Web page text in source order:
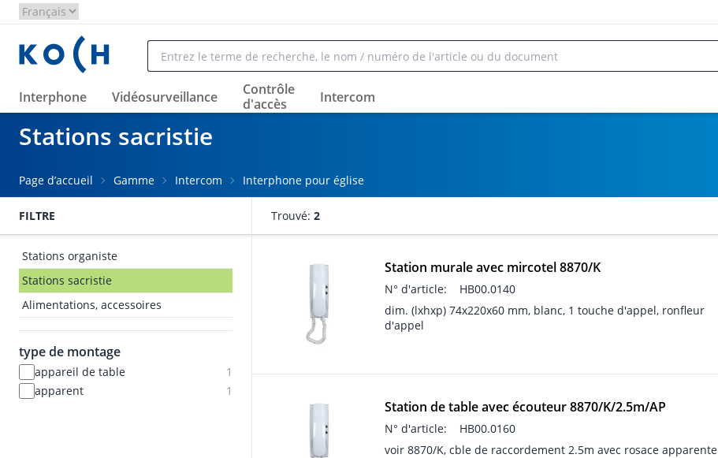
Aller au contenu principal
Interphone Vidéosurveillance
Contrôle
d'accès
Intercom
Stations sacristie
Page d’accueil Gamme Intercom Interphone pour église
FILTRE
Stations organiste
Stations sacristie
Alimentations, accessoires
type de montage
appareil de table
1
apparent
1
Trouvé: 2
Station murale avec mircotel 8870/K
N° d'article:
HB00.0140
dim. (lxhxp) 74x220x60 mm, blanc, 1 touche d'appel, ronfleur
d'appel
Station de table avec écouteur 8870/K/2.5m/AP
N° d'article:
HB00.0160
voir 8870/K, cble de raccordement 2.5m avec rosace apparente